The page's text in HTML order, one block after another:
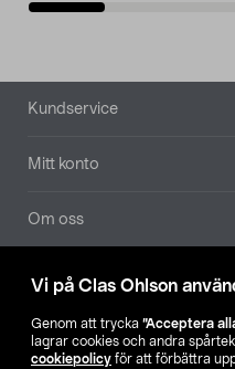
Vi på Clas Ohlson
Genom att trycka ”Acceptera
lagrar cookies och andra
cookiepolicy för att förbättra
Sidfot
Kundservice
Mitt konto
Om oss
Aktuellt
Våra bolag